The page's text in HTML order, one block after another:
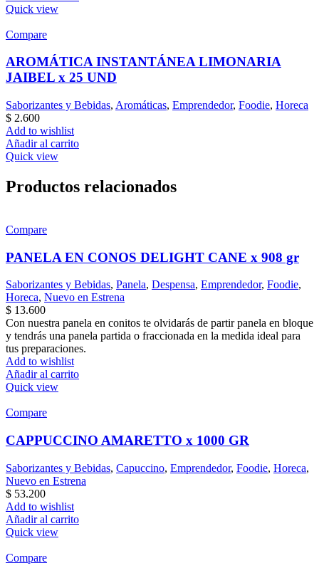
Quick view
Compare
AROMÁTICA INSTANTÁNEA LIMONARIA
JAIBEL x 25 UND
Saborizantes y Bebidas, Aromáticas, Emprendedor, Foodie, Horeca
$ 2.600
Add to wishlist
Añadir al carrito
Quick view
Productos relacionados
Compare
PANELA EN CONOS DELIGHT CANE x 908 gr
Saborizantes y Bebidas, Panela, Despensa, Emprendedor, Foodie,
Horeca, Nuevo en Estrena
$ 13.600
Con nuestra panela en conitos te olvidarás de partir panela en bloque
y tendrás una panela partida o fraccionada en la medida ideal para
tus preparaciones.
Add to wishlist
Añadir al carrito
Quick view
Compare
CAPPUCCINO AMARETTO x 1000 GR
Saborizantes y Bebidas, Capuccino, Emprendedor, Foodie, Horeca,
Nuevo en Estrena
$ 53.200
Add to wishlist
Añadir al carrito
Quick view
Compare